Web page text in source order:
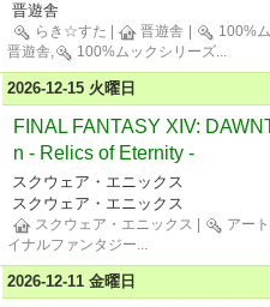
晋遊舎
らき☆すた 晋遊舎
100%
晋遊舎,
100%ムックシリーズ...
2026-12-15 火曜日
FINAL FANTASY XIV:
n - Relics of Eternity -
スクウェア・エニックス
スクウェア・エニックス
スクウェア・エニックス
アート
イナルファンタジー...
2026-12-11 金曜日